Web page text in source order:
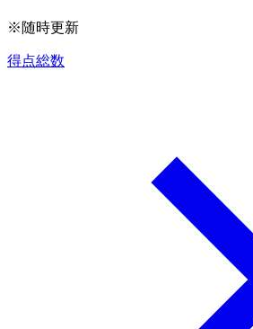
※随時更新
得点総数